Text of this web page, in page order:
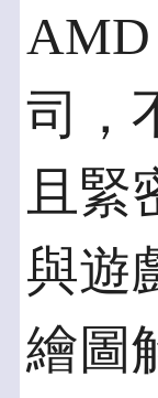
AMD
司，
且緊
與遊
繪圖